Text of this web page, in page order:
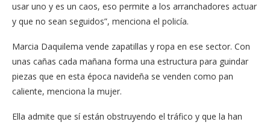
usar uno y es un caos, eso permite a los arranchadores actuar
y que no sean seguidos”, menciona el policía.
Marcia Daquilema vende zapatillas y ropa en ese sector. Con
unas cañas cada mañana forma una estructura para guindar
piezas que en esta época navideña se venden como pan
caliente, menciona la mujer.
Ella admite que sí están obstruyendo el tráfico y que la han